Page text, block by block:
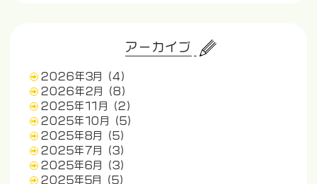
アーカイブ
2026年3月
(4)
2026年2月
(8)
2025年11月
(2)
2025年10月
(5)
2025年8月
(5)
2025年7月
(3)
2025年6月
(3)
2025年5月
(5)